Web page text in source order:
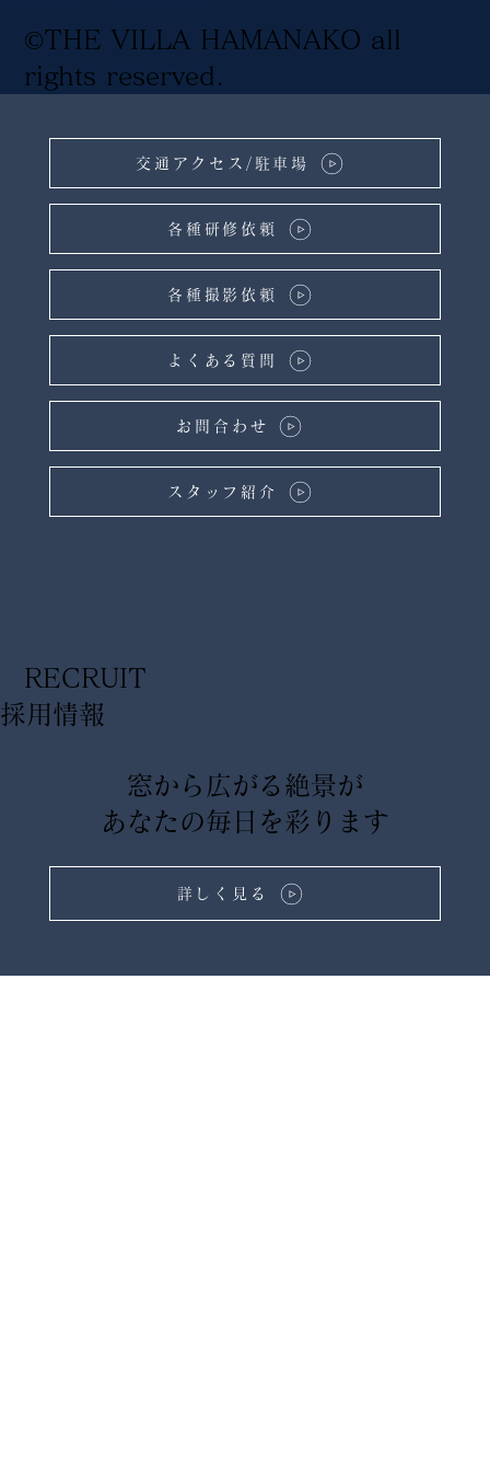
©THE VILLA HAMANAKO all
rights reserved .
よくある質問
スタッフ紹介
お問合わせ
各種撮影依頼
各種研修依頼
交通アクセス/駐車場
窓から広がる絶景が
あなたの毎日を彩ります
RECRUIT
詳しく見る
​採用情報